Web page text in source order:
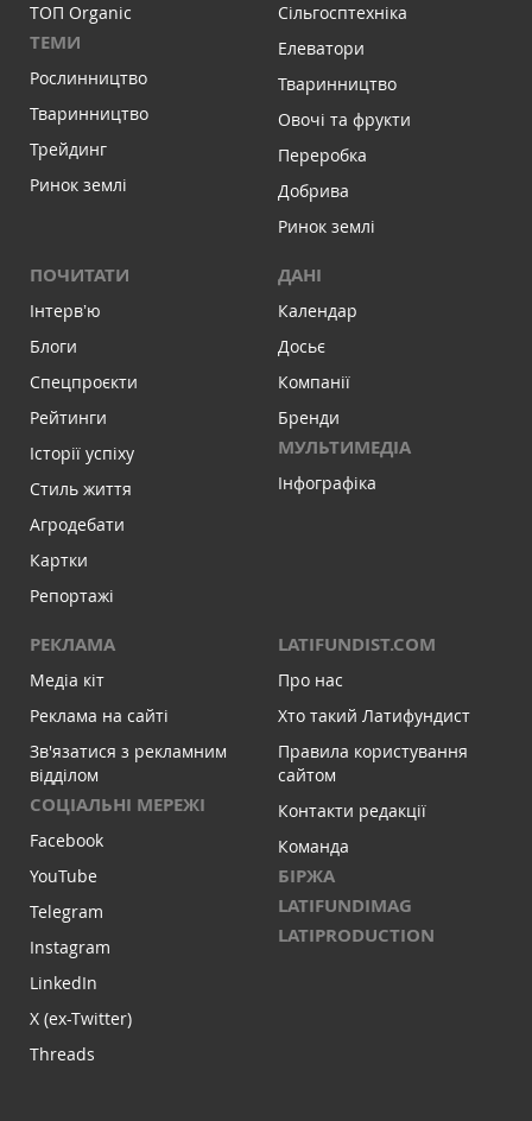
ТОП Organic
ТЕМИ
Рослинництво
Тваринництво
Трейдинг
Ринок землі
Сільгосптехніка
Елеватори
Тваринництво
Овочі та фрукти
Переробка
Добрива
Ринок землі
ПОЧИТАТИ
Інтервʼю
Блоги
Спецпроєкти
Рейтинги
Історії успіху
Стиль життя
Агродебати
Картки
Репортажі
ДАНІ
Календар
Досьє
Компанії
Бренди
МУЛЬТИМЕДІА
Інфографіка
РЕКЛАМА
Медіа кіт
Реклама на сайті
Зв'язатися з рекламним
відділом
СОЦІАЛЬНІ МЕРЕЖІ
Facebook
YouTube
Telegram
Instagram
LinkedIn
X (ex-Twitter)
Threads
LATIFUNDIST.COM
Про нас
Хто такий Латифундист
Правила користування
сайтом
Контакти редакції
Команда
БІРЖА
LATIFUNDIMAG
LATIPRODUCTION